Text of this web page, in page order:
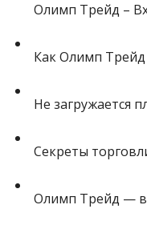
Олимп Трейд –
Как Олимп
Не загружается
Секреты
Олимп Трейд —